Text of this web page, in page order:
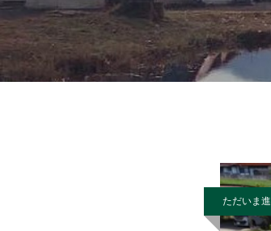
ただいま